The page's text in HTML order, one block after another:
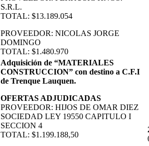
S.R.L.
TOTAL: $13.189.054
PROVEEDOR: NICOLAS JORGE
DOMINGO
TOTAL: $1.480.970
Adquisición de “MATERIALES
CONSTRUCCION” con destino a C.F.I
de Trenque Lauquen.
OFERTAS ADJUDICADAS
PROVEEDOR: HIJOS DE OMAR DIEZ
SOCIEDAD LEY 19550 CAPITULO I
SECCION 4
TOTAL: $1.199.188,50